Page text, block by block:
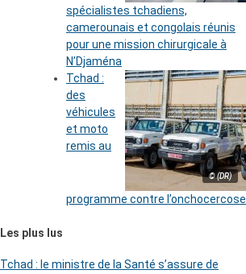
spécialistes tchadiens,
camerounais et congolais réunis
pour une mission chirurgicale à
N’Djaména
© (DR)
Tchad :
des
véhicules
et moto
remis au
programme contre l’onchocercose
Les plus lus
Tchad : le ministre de la Santé s’assure de